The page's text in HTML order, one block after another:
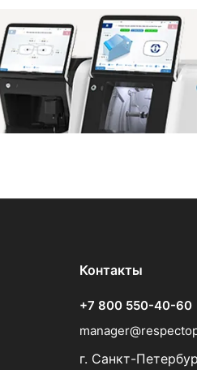
Контакты
+7 800 550-40-60
г. Санкт-